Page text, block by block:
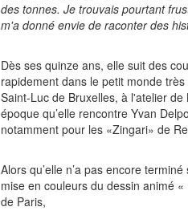
des tonnes. Je trouvais pourtant
m'a donné envie de raconter des
Dès ses quinze ans, elle suit des
rapidement dans le petit monde
Saint-Luc de Bruxelles, à l'atelier
époque qu’elle rencontre Yvan
notamment pour les «Zingari» de
Alors qu’elle n’a pas encore
mise en couleurs du dessin animé
de Paris,